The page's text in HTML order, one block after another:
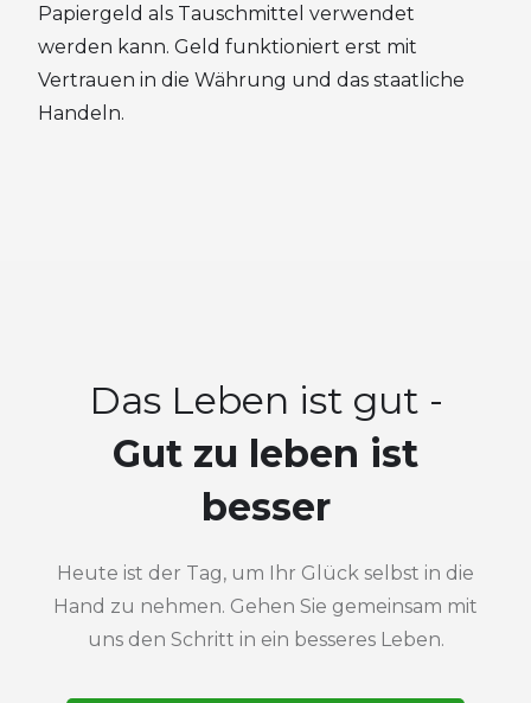
Papiergeld als Tauschmittel verwendet
werden kann. Geld funktioniert erst mit
Vertrauen in die Währung und das staatliche
Handeln.
Das Leben ist gut -
Gut zu leben ist
besser
Heute ist der Tag, um Ihr Glück selbst in die
Hand zu nehmen. Gehen Sie gemeinsam mit
uns den Schritt in ein besseres Leben.